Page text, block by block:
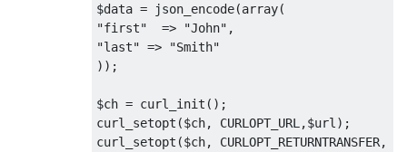
$data = json_encode(array(
"first"
=> "John" ,
"last" =>
"Smith"
));
$ch = curl_init ();
curl_setopt ($ch, CURLOPT_URL ,$url );
curl_setopt ($ch, CURLOPT_RETURNTRANSFER,